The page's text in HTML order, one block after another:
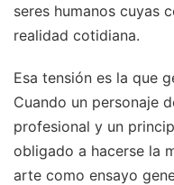
seres humanos cuyas
realidad cotidiana.
Esa tensión es la que
Cuando un personaje
profesional y un
obligado a hacerse la
arte como ensayo